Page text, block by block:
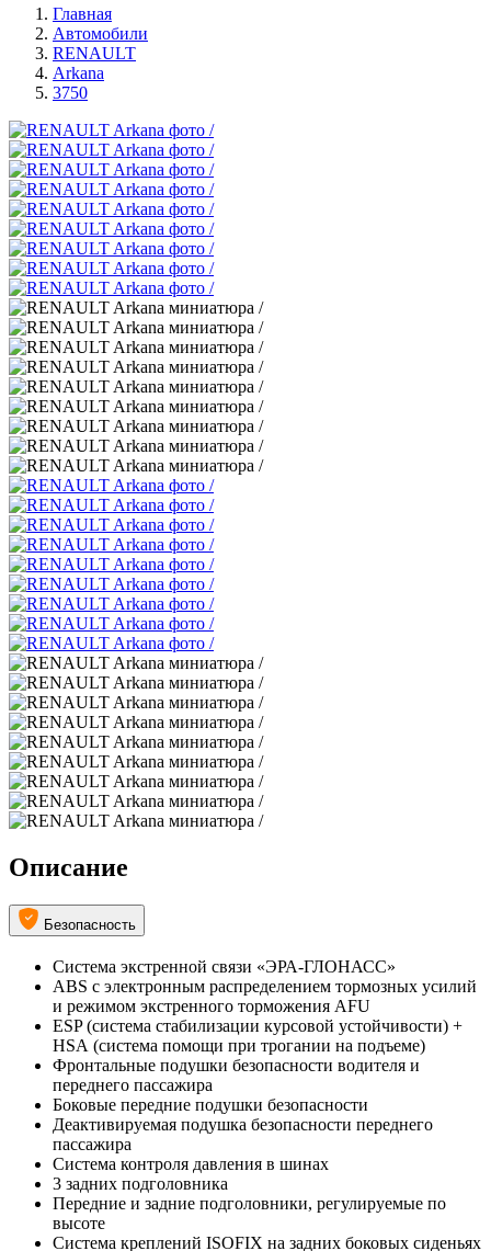
Главная
Автомобили
RENAULT
Arkana
3750
Описание
Безопасность
Система экстренной связи «ЭРА-ГЛОНАСС»
ABS с электронным распределением тормозных усилий
и режимом экстренного торможения AFU
ESP (система стабилизации курсовой устойчивости) +
HSА (система помощи при трогании на подъеме)
Фронтальные подушки безопасности водителя и
переднего пассажира
Боковые передние подушки безопасности
Деактивируемая подушка безопасности переднего
пассажира
Система контроля давления в шинах
3 задних подголовника
Передние и задние подголовники, регулируемые по
высоте
Система креплений ISOFIX на задних боковых сиденьях